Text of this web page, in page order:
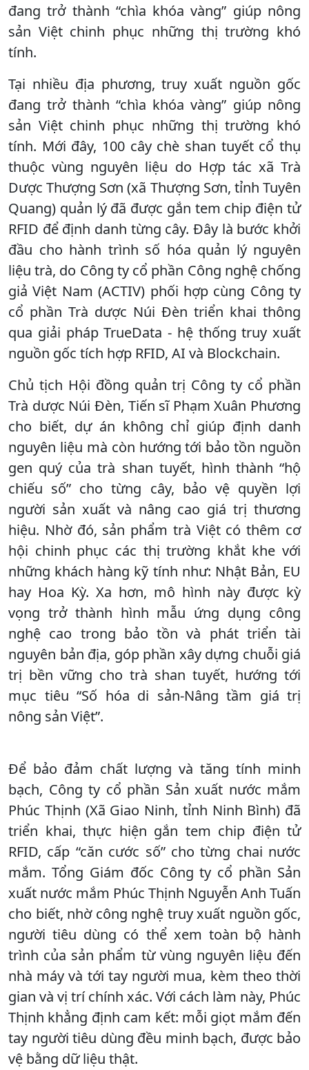
đang trở thành “chìa khóa vàng” giúp nông
sản Việt chinh phục những thị trường khó
tính.
Tại nhiều địa phương, truy xuất nguồn gốc
đang trở thành “chìa khóa vàng” giúp nông
sản Việt chinh phục những thị trường khó
tính. Mới đây, 100 cây chè shan tuyết cổ thụ
thuộc vùng nguyên liệu do Hợp tác xã Trà
Dược Thượng Sơn (xã Thượng Sơn, tỉnh Tuyên
Quang) quản lý đã được gắn tem chip điện tử
RFID để định danh từng cây. Đây là bước khởi
đầu cho hành trình số hóa quản lý nguyên
liệu trà, do Công ty cổ phần Công nghệ chống
giả Việt Nam (ACTIV) phối hợp cùng Công ty
cổ phần Trà dược Núi Đèn triển khai thông
qua giải pháp TrueData - hệ thống truy xuất
nguồn gốc tích hợp RFID, AI và Blockchain.
Chủ tịch Hội đồng quản trị Công ty cổ phần
Trà dược Núi Đèn, Tiến sĩ Phạm Xuân Phương
cho biết, dự án không chỉ giúp định danh
nguyên liệu mà còn hướng tới bảo tồn nguồn
gen quý của trà shan tuyết, hình thành “hộ
chiếu số” cho từng cây, bảo vệ quyền lợi
người sản xuất và nâng cao giá trị thương
hiệu. Nhờ đó, sản phẩm trà Việt có thêm cơ
hội chinh phục các thị trường khắt khe với
những khách hàng kỹ tính như: Nhật Bản, EU
hay Hoa Kỳ. Xa hơn, mô hình này được kỳ
vọng trở thành hình mẫu ứng dụng công
nghệ cao trong bảo tồn và phát triển tài
nguyên bản địa, góp phần xây dựng chuỗi giá
trị bền vững cho trà shan tuyết, hướng tới
mục tiêu “Số hóa di sản-Nâng tầm giá trị
nông sản Việt”.
Để bảo đảm chất lượng và tăng tính minh
bạch, Công ty cổ phần Sản xuất nước mắm
Phúc Thịnh (Xã Giao Ninh, tỉnh Ninh Bình) đã
triển khai, thực hiện gắn tem chip điện tử
RFID, cấp “căn cước số” cho từng chai nước
mắm. Tổng Giám đốc Công ty cổ phần Sản
xuất nước mắm Phúc Thịnh Nguyễn Anh Tuấn
cho biết, nhờ công nghệ truy xuất nguồn gốc,
người tiêu dùng có thể xem toàn bộ hành
trình của sản phẩm từ vùng nguyên liệu đến
nhà máy và tới tay người mua, kèm theo thời
gian và vị trí chính xác. Với cách làm này, Phúc
Thịnh khẳng định cam kết: mỗi giọt mắm đến
tay người tiêu dùng đều minh bạch, được bảo
vệ bằng dữ liệu thật.